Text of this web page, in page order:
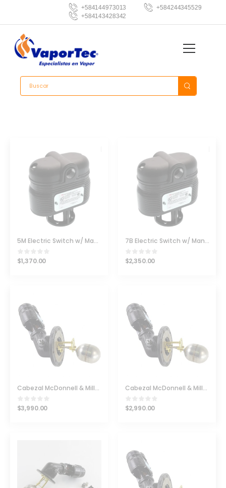
+584144973013
+584244345529
+584143428342
5M Electric Switch w/ Manual Reset Mcdonnell & Miller
$1,370.00
7B Electric Switch w/ Manual Reset Mcdonnell & Miller
$2,350.00
Cabezal McDonnell & Miller 194-7B-HD
$3,990.00
Cabezal McDonnell & Miller 194-HD
$2,990.00